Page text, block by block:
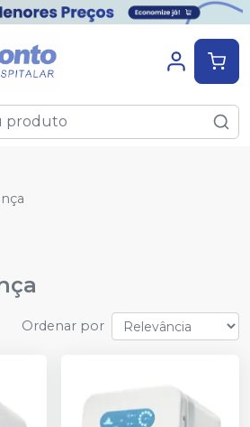
Ordenar por